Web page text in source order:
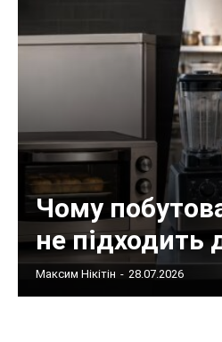
Чому
не підходить
Максим Нікітін - 28.07.2026